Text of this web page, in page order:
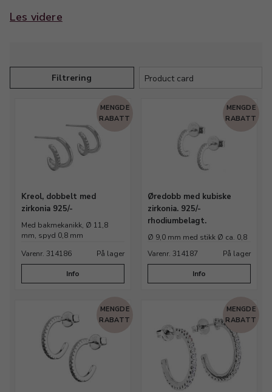
Disse komponentene er utviklet for enkel montering og
Les videre
Filtrering
MENGDE
RABATT
Kreol, dobbelt med
zirkonia 925/-
Med bakmekanikk, Ø 11,8
mm, spyd 0,8 mm
Varenr. 314186
På lager
Info
MENGDE
RABATT
Øredobb med kubiske
zirkonia. 925/-
rhodiumbelagt.
Ø 9,0 mm med stikk Ø ca. 0,8
Varenr. 314187 På lager
Info
MENGDE
RABATT
MENGDE
RABATT